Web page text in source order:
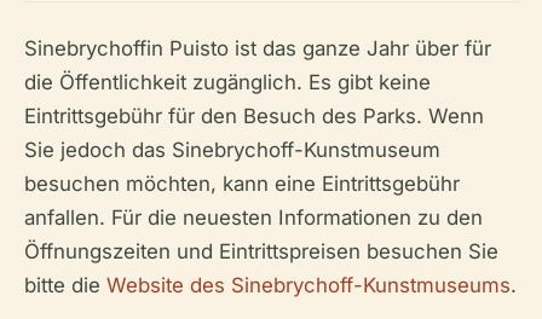
Sinebrychoffin Puisto ist das ganze Jahr über für
die Öffentlichkeit zugänglich. Es gibt keine
Eintrittsgebühr für den Besuch des Parks. Wenn
Sie jedoch das Sinebrychoff-Kunstmuseum
besuchen möchten, kann eine Eintrittsgebühr
anfallen. Für die neuesten Informationen zu den
Öffnungszeiten und Eintrittspreisen besuchen Sie
bitte die Website des Sinebrychoff-Kunstmuseums.